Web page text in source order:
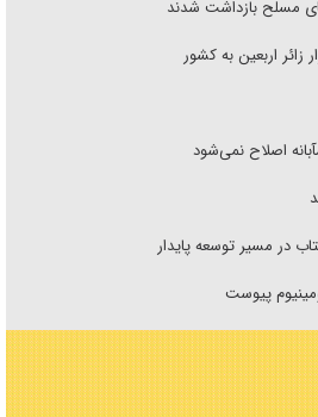
اصلاح نمی‌شود
در مسیر توسعه پایدار
پیوست